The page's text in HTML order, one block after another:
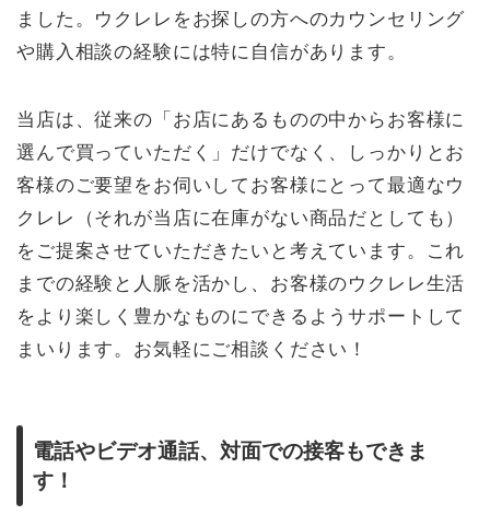
ました。ウクレレをお探しの方へのカウンセリング
や購入相談の経験には特に自信があります。
当店は、従来の「お店にあるものの中からお客様に
選んで買っていただく」だけでなく、しっかりとお
客様のご要望をお伺いしてお客様にとって最適なウ
クレレ（それが当店に在庫がない商品だとしても）
をご提案させていただきたいと考えています。これ
までの経験と人脈を活かし、お客様のウクレレ生活
をより楽しく豊かなものにできるようサポートして
まいります。お気軽にご相談ください！
電話やビデオ通話、対面での接客もできま
す！